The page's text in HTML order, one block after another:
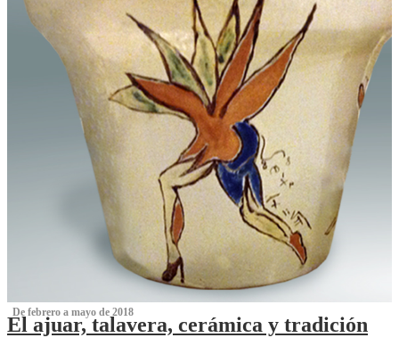
‌ De febrero a mayo de 2018
El ajuar, talavera, cerámica y tradición
‌